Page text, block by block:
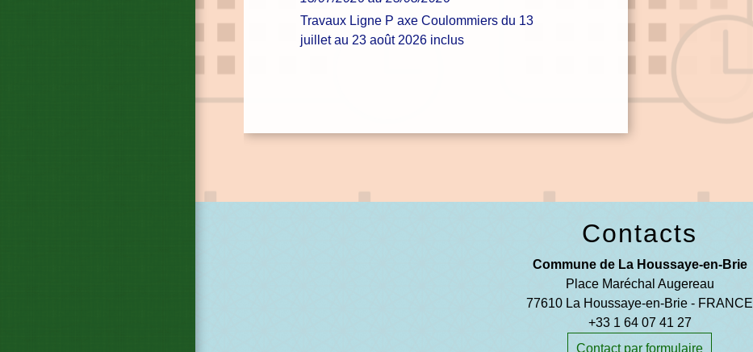
Travaux Ligne P axe Coulommiers du 13
juillet au 23 août 2026 inclus
Contacts
Commune de La Houssaye-en-Brie
Place Maréchal Augereau
77610 La Houssaye-en-Brie - FRANCE
+33 1 64 07 41 27
Contact par formulaire